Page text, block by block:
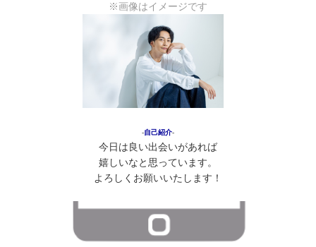
※画像はイメージです
‐自己紹介‐
今日は良い出会いがあれば
嬉しいなと思っています。
よろしくお願いいたします！